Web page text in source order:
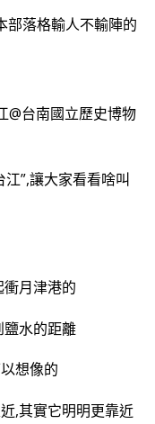
部落格輸人不輸陣的
”,讓大家看看啥叫
月津港的
水的距離
想像的
,其實它明明更靠近